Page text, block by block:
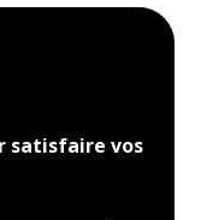
satisfaire vos